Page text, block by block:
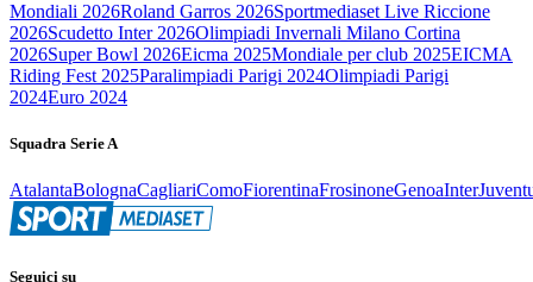
Mondiali 2026Roland Garros 2026Sportmediaset Live Riccione
2026Scudetto Inter 2026Olimpiadi Invernali Milano Cortina
2026Super Bowl 2026Eicma 2025Mondiale per club 2025EICMA
Riding Fest 2025Paralimpiadi Parigi 2024Olimpiadi Parigi
2024Euro 2024
Squadra Serie A
AtalantaBolognaCagliariComoFiorentinaFrosinoneGenoaInter
Seguici su